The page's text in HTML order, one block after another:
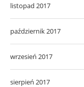
listopad 2017
październik 2017
wrzesień 2017
sierpień 2017